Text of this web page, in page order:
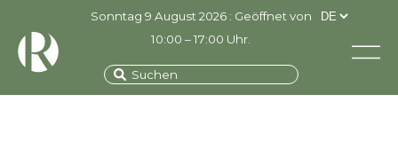
Sonntag 9 August 2026 : Geöffnet von
10:00 – 17:00 Uhr.